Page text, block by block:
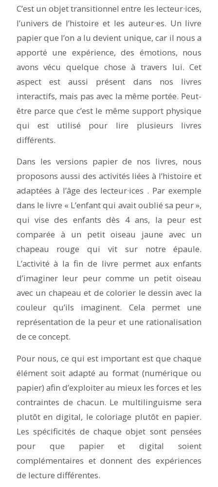
C’est un objet transitionnel entre les lecteur·ices,
l’univers de l’histoire et les auteur·es. Un livre
papier que l’on a lu devient unique, car il nous a
apporté une expérience, des émotions, nous
avons vécu quelque chose à travers lui. Cet
aspect est aussi présent dans nos livres
interactifs, mais pas avec la même portée. Peut-
être parce que c’est le même support physique
qui est utilisé pour lire plusieurs livres
différents.
Dans les versions papier de nos livres, nous
proposons aussi des activités liées à l’histoire et
adaptées à l’âge des lecteur·ices . Par exemple
dans le livre « L’enfant qui avait oublié sa peur»,
qui vise des enfants dès 4 ans, la peur est
comparée à un petit oiseau jaune avec un
chapeau rouge qui vit sur notre épaule.
L’activité à la fin de livre permet aux enfants
d’imaginer leur peur comme un petit oiseau
avec un chapeau et de colorier le dessin avec la
couleur qu’ils imaginent. Cela permet une
représentation de la peur et une rationalisation
de ce concept.
Pour nous, ce qui est important est que chaque
élément soit adapté au format (numérique ou
papier) afin d’exploiter au mieux les forces et les
contraintes de chacun. Le multilinguisme sera
plutôt en digital, le coloriage plutôt en papier.
Les spécificités de chaque objet sont pensées
pour que papier et digital soient
complémentaires et donnent des expériences
de lecture différentes.